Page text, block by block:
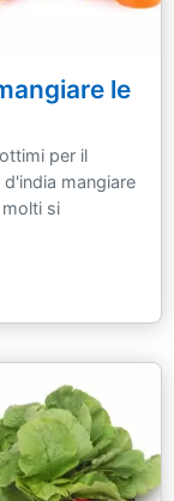
le
per il
mangiare
molti si